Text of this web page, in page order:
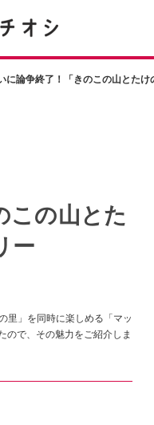
に論争終了！「きのこの山とた
この山とた
ー
里」を同時に楽しめる「マッ
ので、その魅力をご紹介しま